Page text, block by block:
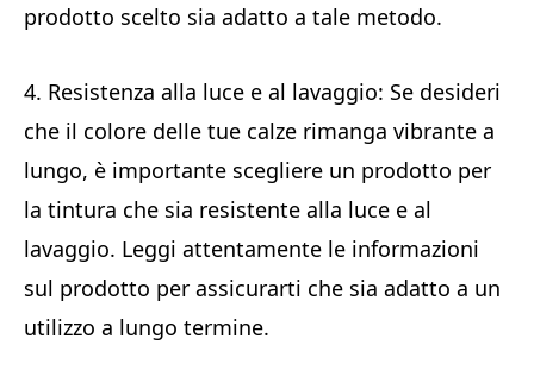
prodotto scelto sia adatto a tale metodo.
4. Resistenza alla luce e al lavaggio: Se desideri
che il colore delle tue calze rimanga vibrante a
lungo, è importante scegliere un prodotto per
la tintura che sia resistente alla luce e al
lavaggio. Leggi attentamente le informazioni
sul prodotto per assicurarti che sia adatto a un
utilizzo a lungo termine.